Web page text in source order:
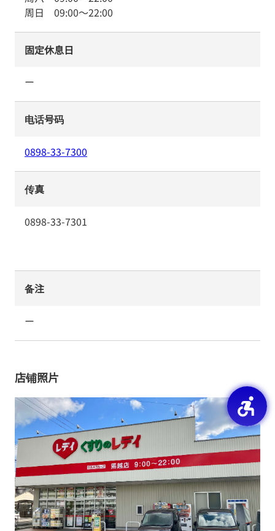
周日 09:00～22:00
固定休息日
ー
电话号码
0898-33-7300
传真
0898-33-7301
备注
ー
店铺照片